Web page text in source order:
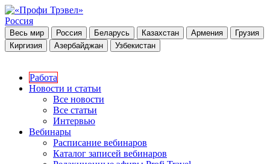
Россия
Весь мир Россия Беларусь Казахстан Армения
Грузия
Киргизия
Азербайджан Узбекистан
Работа
Новости и статьи
Все новости
Все статьи
Интервью
Вебинары
Расписание вебинаров
Каталог записей вебинаров